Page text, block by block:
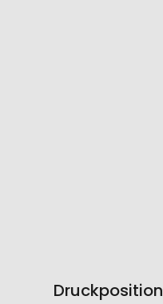
Druckposition